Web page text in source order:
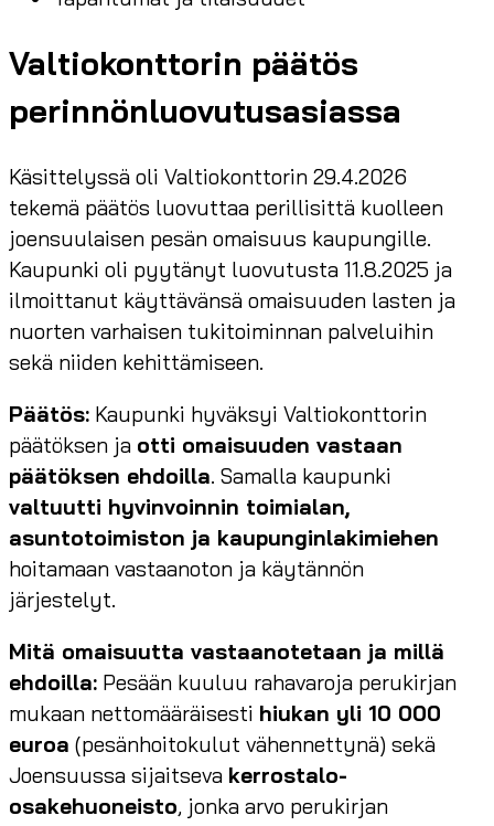
Valtiokonttorin päätös
perinnönluovutusasiassa
Käsittelyssä oli Valtiokonttorin 29.4.2026
tekemä päätös luovuttaa perillisittä kuolleen
joensuulaisen pesän omaisuus kaupungille.
Kaupunki oli pyytänyt luovutusta 11.8.2025 ja
ilmoittanut käyttävänsä omaisuuden lasten ja
nuorten varhaisen tukitoiminnan palveluihin
sekä niiden kehittämiseen.
Päätös: Kaupunki hyväksyi Valtiokonttorin
päätöksen ja otti omaisuuden vastaan
päätöksen ehdoilla. Samalla kaupunki
valtuutti hyvinvoinnin toimialan,
asuntotoimiston ja kaupunginlakimiehen
hoitamaan vastaanoton ja käytännön
järjestelyt.
Mitä omaisuutta vastaanotetaan ja millä
ehdoilla: Pesään kuuluu rahavaroja perukirjan
mukaan nettomääräisesti hiukan yli 10 000
euroa (pesänhoitokulut vähennettynä) sekä
Joensuussa sijaitseva kerrostalo-
osakehuoneisto, jonka arvo perukirjan